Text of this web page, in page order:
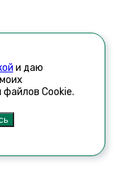
и даю
Cookie.